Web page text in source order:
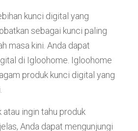
kunci digital yang
sebagai kunci paling
masa kini. Anda dapat
di Igloohome. Igloohome
produk kunci digital yang
ingin tahu produk
Anda dapat mengunjungi